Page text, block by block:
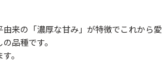
来の「濃厚な甘み」が特徴でこれから愛
品種です。
。